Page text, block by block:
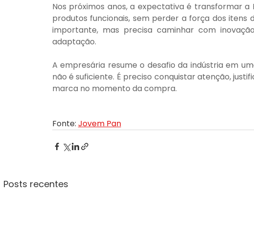
Nos próximos anos, a expectativa é transformar
produtos funcionais, sem perder a força dos itens
importante, mas precisa caminhar com
adaptação.
A empresária resume o desafio da indústria em
não é suficiente. É preciso conquistar atenção,
marca no momento da compra.
Fonte: Jovem Pan
Posts recentes